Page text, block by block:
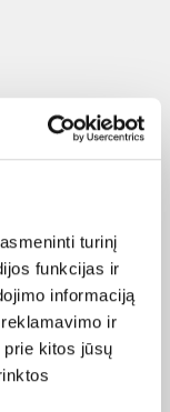
turinį
funkcijas ir
informaciją
ir
kitos jūsų
prekes